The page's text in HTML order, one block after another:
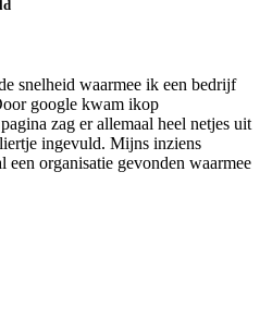
snelheid waarmee ik een bedrijf
google kwam ikop
zag er allemaal heel netjes uit
ingevuld. Mijns inziens
organisatie gevonden waarmee